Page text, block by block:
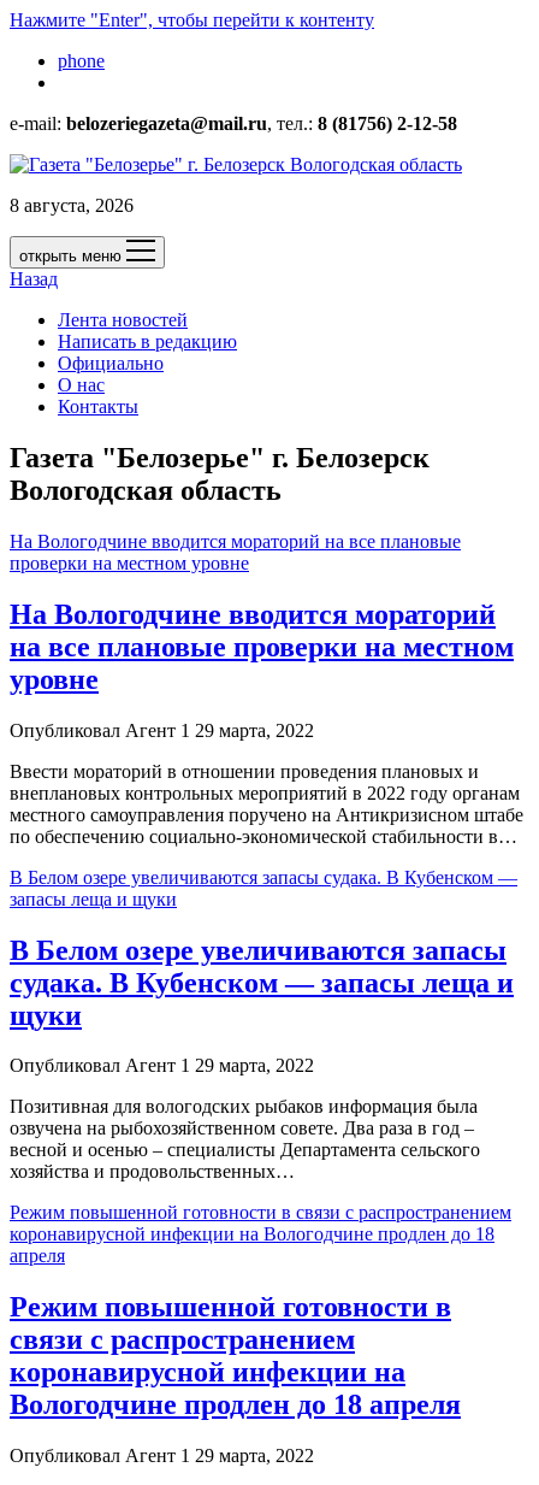
Нажмите "Enter", чтобы перейти к контенту
phone
e-mail: belozeriegazeta@mail.ru, тел.: 8 (81756) 2-12-58
8 августа, 2026
открыть меню
Назад
Лента новостей
Написать в редакцию
Официально
О нас
Контакты
Газета "Белозерье" г. Белозерск
Вологодская область
На Вологодчине вводится мораторий на все плановые
проверки на местном уровне
На Вологодчине вводится мораторий
на все плановые проверки на местном
уровне
Опубликовал Агент 1 29 марта, 2022
Ввести мораторий в отношении проведения плановых и
внеплановых контрольных мероприятий в 2022 году органам
местного самоуправления поручено на Антикризисном штабе
по обеспечению социально-экономической стабильности в…
В Белом озере увеличиваются запасы судака. В Кубенском —
запасы леща и щуки
В Белом озере увеличиваются запасы
судака. В Кубенском — запасы леща и
щуки
Опубликовал Агент 1 29 марта, 2022
Позитивная для вологодских рыбаков информация была
озвучена на рыбохозяйственном совете. Два раза в год –
весной и осенью – специалисты Департамента сельского
хозяйства и продовольственных…
Режим повышенной готовности в связи с распространением
коронавирусной инфекции на Вологодчине продлен до 18
апреля
Режим повышенной готовности в
связи с распространением
коронавирусной инфекции на
Вологодчине продлен до 18 апреля
Опубликовал Агент 1 29 марта, 2022